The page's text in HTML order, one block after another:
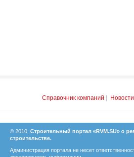
Справочник компаний
© 2010, Строительный портал «RVM.SU» о
строительстве.
Администрация портала не несет